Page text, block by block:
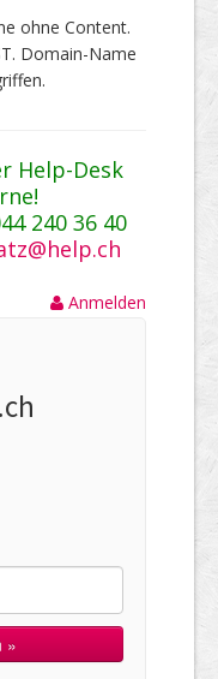
ohne Content.
Domain-Name
Help-Desk
240 36 40
Anmelden